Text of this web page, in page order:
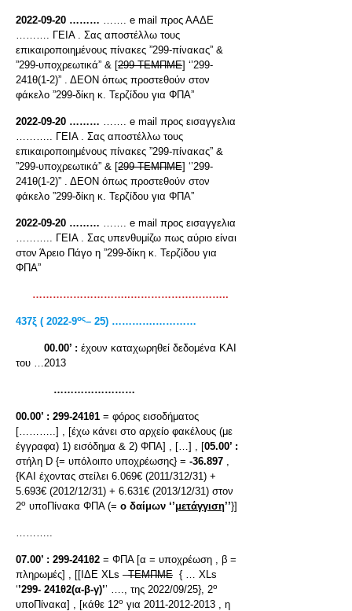
2022-09-20 ……… ……. e mail προς ΑΑΔΕ
………. ΓΕΙΑ . Σας αποστέλλω τους
επικαιροποιημένους πίνακες ”299-πίνακας” &
”299-υποχρεωτικά” & [299-ΤΕΜΠΜΕ] ‘’299-
241θ(1-2)” . ΔΕΟΝ όπως προστεθούν στον
φάκελο ”299-δίκη κ. Τερζίδου για ΦΠΑ”
2022-09-20 ……… ……. e mail προς εισαγγελια
……….. ΓΕΙΑ . Σας αποστέλλω τους
επικαιροποιημένους πίνακες ”299-πίνακας” &
”299-υποχρεωτικά” & [299-ΤΕΜΠΜΕ] ‘’299-
241θ(1-2)” . ΔΕΟΝ όπως προστεθούν στον
φάκελο ”299-δίκη κ. Τερζίδου για ΦΠΑ”
2022-09-20 ……… ……. e mail προς εισαγγελια
……….. ΓΕΙΑ . Σας υπενθυμίζω πως αύριο είναι
στον Άρειο Πάγο η ”299-δίκη κ. Τερζίδου για
ΦΠΑ”
………………………..………………………..
437ξ ( 2022-9ος– 25) ………….…………
00.00’ : έχουν καταχωρηθεί δεδομένα ΚΑΙ
του …2013
……………………
00.00’ : 299-241θ1 = φόρος εισοδήματος
[………..] , [έχω κάνει στο αρχείο φακέλους (με
έγγραφα) 1) εισόδημα & 2) ΦΠΑ] , […] , [05.00’ :
στήλη D {= υπόλοιπο υποχρέωσης} = -36.897 ,
{ΚΑΙ έχοντας στείλει 6.069€ (2011/312/31) +
5.693€ (2012/12/31) + 6.631€ (2013/12/31) στον
2ο υποΠίνακα ΦΠΑ (= ο δαίμων ‘’μετάγγιση’’}]
………..
07.00’ : 299-241θ2 = ΦΠΑ [α = υποχρέωση , β =
πληρωμές] , [[ΙΔΕ XLs –ΤΕΜΠΜΕ { … XLs
‘’299- 241θ2(α-β-γ)’’ …., της 2022/09/25}, 2ο
υποΠίνακα] , [κάθε 12ο για 2011-2012-2013 , η